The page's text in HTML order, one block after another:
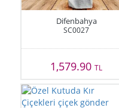
Difenbahya
SC0027
1,579.90TL